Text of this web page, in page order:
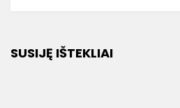
SUSIJĘ IŠTEKLIAI